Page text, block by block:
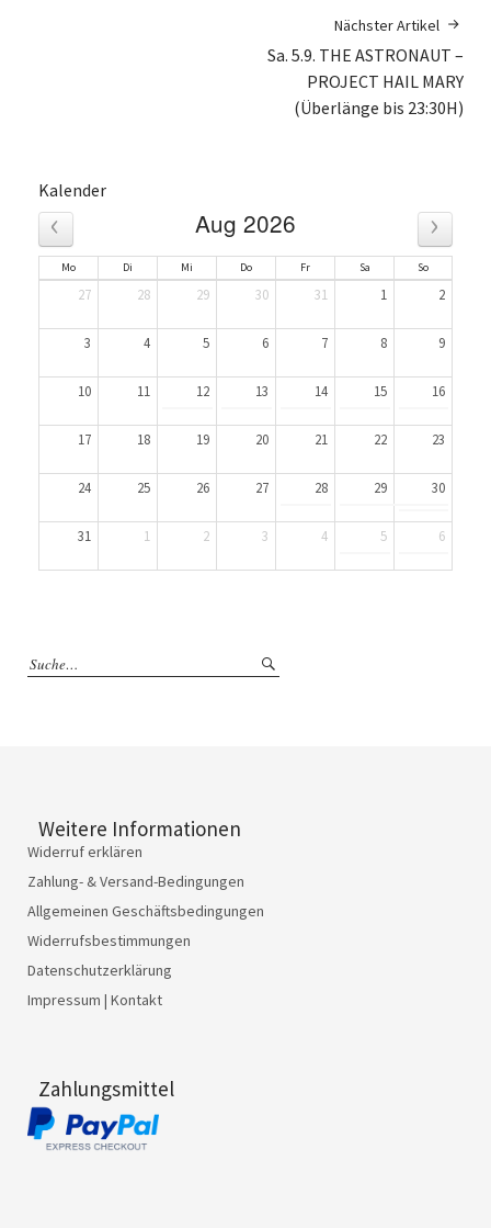
Nächster Artikel
Sa. 5.9. THE ASTRONAUT –
PROJECT HAIL MARY
(Überlänge bis 23:30H)
Kalender
‹ Aug 2026 ›
Mo Di Mi Do Fr Sa So
27 28 29 30 31 1 2
3 4 5 6 7 8 9
10 11 12 13 14 15 16
17 18 19 20 21 22 23
24 25 26 27 28 29 30
31 1 2 3 4 5 6
Weitere Informationen
Widerruf erklären
Zahlung- & Versand-Bedingungen
Allgemeinen Geschäftsbedingungen
Widerrufsbestimmungen
Datenschutzerklärung
Impressum | Kontakt
Zahlungsmittel